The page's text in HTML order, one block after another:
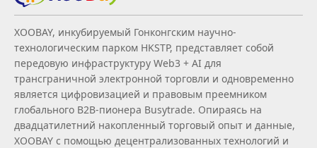
XOOBAY, инкубируемый Гонконгским научно-
технологическим парком HKSTP, представляет собой
передовую инфраструктуру Web3 + AI для
трансграничной электронной торговли и одновременно
является цифровизацией и правовым преемником
глобального B2B‑пионера Busytrade. Опираясь на
двадцатилетний накопленный торговый опыт и данные,
XOOBAY с помощью децентрализованных технологий и